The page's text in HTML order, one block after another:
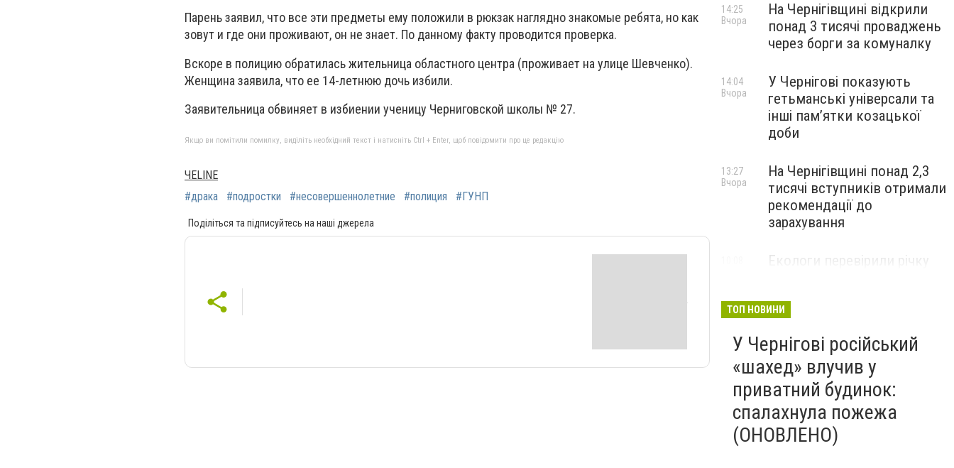
Парень заявил, что все эти предметы ему положили в рюкзак наглядно знакомые ребята, но как
зовут и где они проживают, он не знает. По данному факту проводится проверка.
Вскоре в полицию обратилась жительница областного центра (проживает на улице Шевченко).
Женщина заявила, что ее 14-летнюю дочь избили.
Заявительница обвиняет в избиении ученицу Черниговской школы № 27.
Якщо ви помітили помилку, виділіть необхідний текст і натисніть Ctrl + Enter, щоб повідомити про це редакцію
ЧЕLINE
#драка
#подростки #несовершеннолетние #полиция #ГУНП
Поділіться та підписуйтесь на наші джерела
На Чернігівщині відкрили
понад 3 тисячі проваджень
через борги за комуналку
14:25
Вчора
У Чернігові показують
гетьманські універсали та
інші пам’ятки козацької
доби
14:04
Вчора
На Чернігівщині понад 2,3
тисячі вступників отримали
рекомендації до
зарахування
13:27
Вчора
Екологи перевірили річку
ТОП НОВИНИ
У Чернігові російський
«шахед» влучив у
приватний будинок:
спалахнула пожежа
(ОНОВЛЕНО)